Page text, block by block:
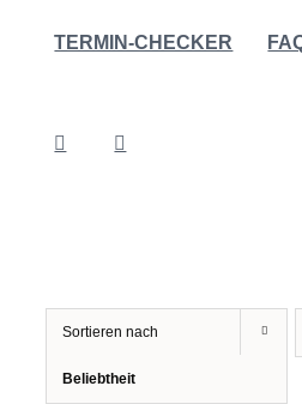
TERMIN-CHECKER
Sortieren nach
Beliebtheit
DEN